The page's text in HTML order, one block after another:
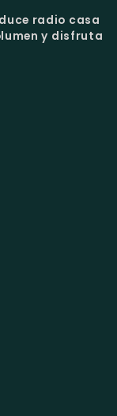
radio casa
y disfruta